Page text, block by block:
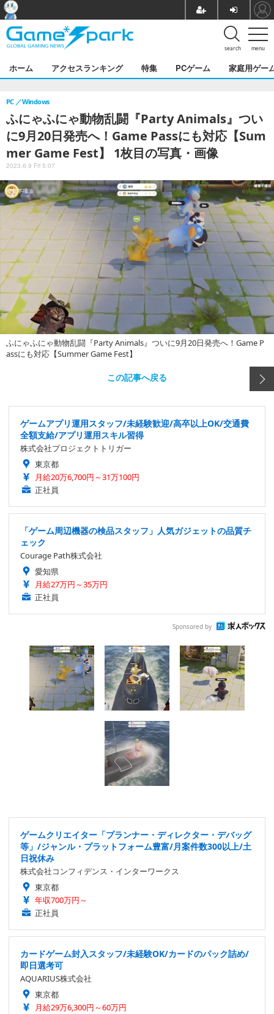
menu
search
ホーム アクセスランキング 特集 PCゲーム 家庭用ゲー
ふにゃふにゃ動物乱闘『Party Animals』つい
に9月20日発売へ！Game Passにも対応【Sum
mer Game Fest】 1枚目の写真・画像
PC Windows
2023.6.9 Fri 5:07
ふにゃふにゃ動物乱闘『Party Animals』ついに9月20日発売へ！Game P
assにも対応【Summer Game Fest】
この記事へ戻る
ゲームアプリ運用スタッフ/未経験歓迎/高卒以上OK/交通費
全額支給/アプリ運用スキル習得
株式会社プロジェクトトリガー
東京都
月給20万6,700円～31万100円
正社員
「ゲーム周辺機器の検品スタッフ」人気ガジェットの品質チ
ェック
Courage Path株式会社
愛知県
月給27万円～35万円
正社員
Sponsored by
ゲームクリエイター「プランナー・ディレクター・デバッグ
等」/ジャンル・プラットフォーム豊富/月案件数300以上/土
日祝休み
株式会社コンフィデンス・インターワークス
東京都
年収700万円～
正社員
カードゲーム封入スタッフ/未経験OK/カードのパック詰め/
即日選考可
AQUARIUS株式会社
東京都
月給29万6,300円～60万円